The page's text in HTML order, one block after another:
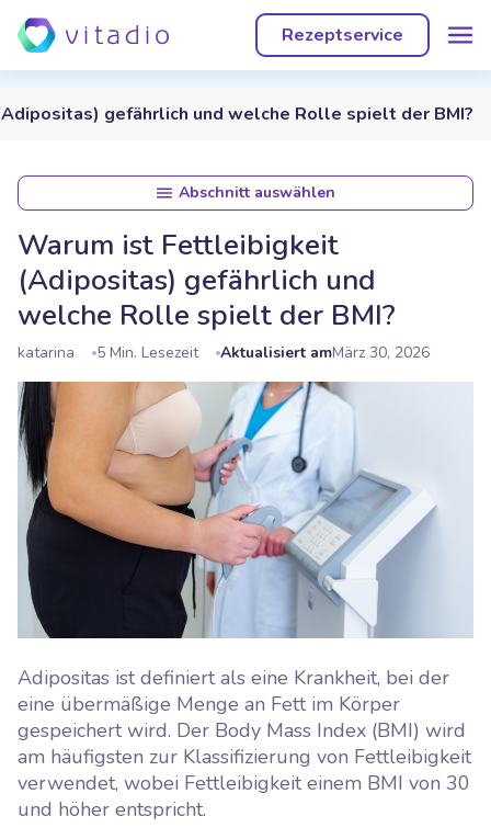
Rezeptservice
gefährlich und welche Rolle spielt der BMI?
Abschnitt auswählen
Warum ist Fettleibigkeit
(Adipositas) gefährlich und
welche Rolle spielt der BMI?
katarina 5 Min. Lesezeit Aktualisiert amMärz 30, 2026
Adipositas ist definiert als eine Krankheit, bei der
eine übermäßige Menge an Fett im Körper
gespeichert wird. Der Body Mass Index (BMI) wird
am häufigsten zur Klassifizierung von Fettleibigkeit
verwendet, wobei Fettleibigkeit einem BMI von 30
und höher entspricht.